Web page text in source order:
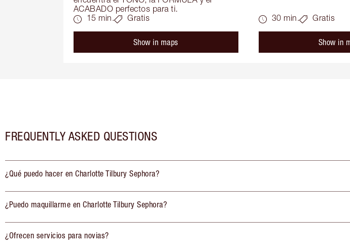
ACABADO perfectos para ti.
15 min.
Gratis
Show in maps
30 min. Gratis
Show in
FREQUENTLY ASKED QUESTIONS
¿Qué puedo hacer en Charlotte Tilbury Sephora?
¿Puedo maquillarme en Charlotte Tilbury Sephora?
¿Ofrecen servicios para novias?